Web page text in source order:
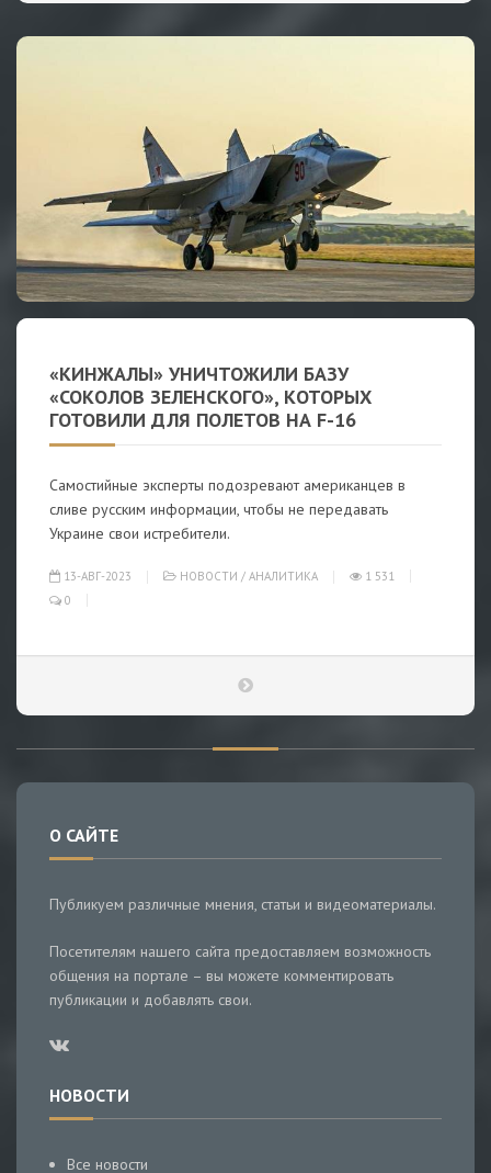
«КИНЖАЛЫ» УНИЧТОЖИЛИ БАЗУ
«СОКОЛОВ ЗЕЛЕНСКОГО», КОТОРЫХ
ГОТОВИЛИ ДЛЯ ПОЛЕТОВ НА F-16
Самостийные эксперты подозревают американцев в
сливе русским информации, чтобы не передавать
Украине свои истребители.
13-АВГ-2023 НОВОСТИ / АНАЛИТИКА
1 531
0
О САЙТЕ
Публикуем различные мнения, статьи и видеоматериалы.
Посетителям нашего сайта предоставляем возможность
общения на портале – вы можете комментировать
публикации и добавлять свои.
НОВОСТИ
Все новости